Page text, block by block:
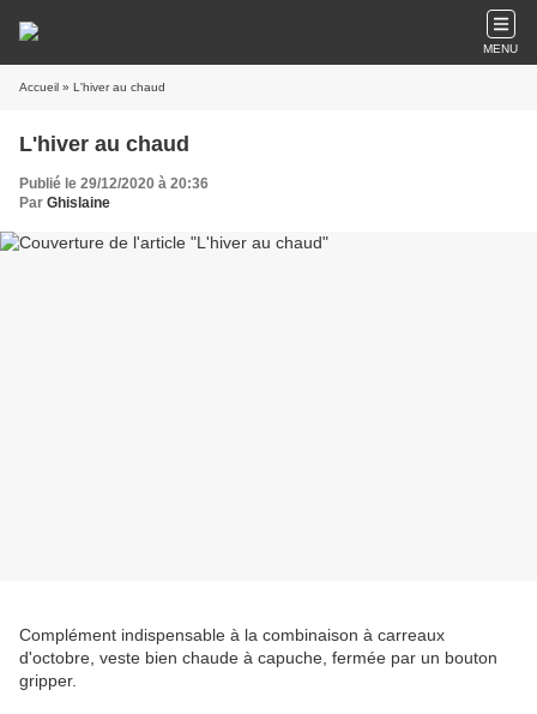
MENU
Accueil » L'hiver au chaud
L'hiver au chaud
Publié le 29/12/2020 à 20:36
Par Ghislaine
Complément indispensable à la combinaison à carreaux
d'octobre, veste bien chaude à capuche, fermée par un bouton
gripper.